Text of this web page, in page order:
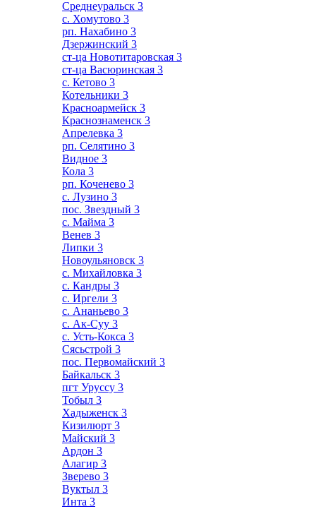
Среднеуральск 3
с. Хомутово 3
рп. Нахабино 3
Дзержинский 3
ст-ца Новотитаровская 3
ст-ца Васюринская 3
с. Кетово 3
Котельники 3
Красноармейск 3
Краснознаменск 3
Апрелевка 3
рп. Селятино 3
Видное 3
Кола 3
рп. Коченево 3
с. Лузино 3
пос. Звездный 3
с. Майма 3
Венев 3
Липки 3
Новоульяновск 3
с. Михайловка 3
с. Кандры 3
с. Иргели 3
с. Ананьево 3
с. Ак-Суу 3
с. Усть-Кокса 3
Сясьстрой 3
пос. Первомайский 3
Байкальск 3
пгт Уруссу 3
Тобыл 3
Хадыженск 3
Кизилюрт 3
Майский 3
Ардон 3
Алагир 3
Зверево 3
Вуктыл 3
Инта 3